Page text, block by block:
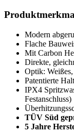
Modern
Flache
Mit Carbon
Direkte,
Optik: Weißes,
Patentierte
IPX4
Festanschluss)
TÜV Süd
5 Jahre